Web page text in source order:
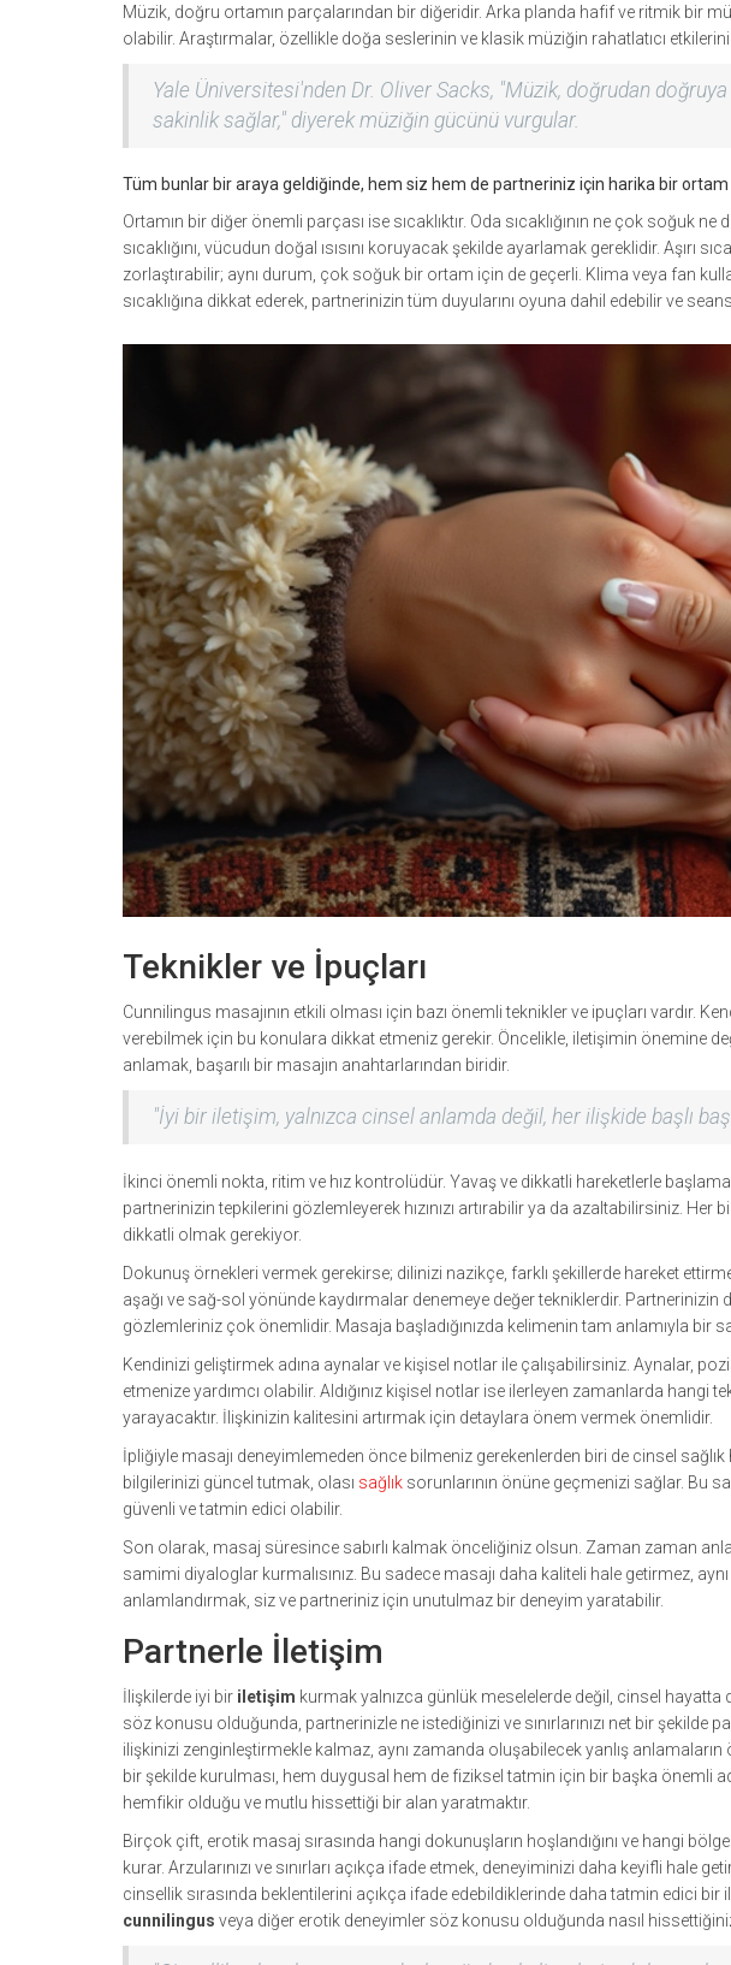
Müzik, doğru ortamın parçalarından bir diğeridir. Arka planda hafif ve ritmik bir
olabilir. Araştırmalar, özellikle doğa seslerinin ve klasik müziğin rahatlatıcı
Yale Üniversitesi'nden Dr. Oliver Sacks, "Müzik, doğrudan
sakinlik sağlar," diyerek müziğin gücünü vurgular.
Tüm bunlar bir araya geldiğinde, hem siz hem de partneriniz için harika bir
Ortamın bir diğer önemli parçası ise sıcaklıktır. Oda sıcaklığının ne çok soğuk
sıcaklığını, vücudun doğal ısısını koruyacak şekilde ayarlamak gereklidir. Aşırı
zorlaştırabilir; aynı durum, çok soğuk bir ortam için de geçerli. Klima veya fan
sıcaklığına dikkat ederek, partnerinizin tüm duyularını oyuna dahil edebilir ve
Teknikler ve İpuçları
Cunnilingus masajının etkili olması için bazı önemli teknikler ve ipuçları vardır.
verebilmek için bu konulara dikkat etmeniz gerekir. Öncelikle, iletişimin önemine
anlamak, başarılı bir masajın anahtarlarından biridir.
"İyi bir iletişim, yalnızca cinsel anlamda değil, her ilişkide başlı
İkinci önemli nokta, ritim ve hız kontrolüdür. Yavaş ve dikkatli hareketlerle
partnerinizin tepkilerini gözlemleyerek hızınızı artırabilir ya da azaltabilirsiniz. Her
dikkatli olmak gerekiyor.
Dokunuş örnekleri vermek gerekirse; dilinizi nazikçe, farklı şekillerde hareket
aşağı ve sağ-sol yönünde kaydırmalar denemeye değer tekniklerdir. Partnerinizin
gözlemleriniz çok önemlidir. Masaja başladığınızda kelimenin tam anlamıyla bir
Kendinizi geliştirmek adına aynalar ve kişisel notlar ile çalışabilirsiniz. Aynalar,
etmenize yardımcı olabilir. Aldığınız kişisel notlar ise ilerleyen zamanlarda hangi
yarayacaktır. İlişkinizin kalitesini artırmak için detaylara önem vermek önemlidir.
İpliğiyle masajı deneyimlemeden önce bilmeniz gerekenlerden biri de cinsel
bilgilerinizi güncel tutmak, olası sağlık sorunlarının önüne geçmenizi sağlar. Bu
güvenli ve tatmin edici olabilir.
Son olarak, masaj süresince sabırlı kalmak önceliğiniz olsun. Zaman zaman
samimi diyaloglar kurmalısınız. Bu sadece masajı daha kaliteli hale getirmez,
anlamlandırmak, siz ve partneriniz için unutulmaz bir deneyim yaratabilir.
Partnerle İletişim
İlişkilerde iyi bir iletişim kurmak yalnızca günlük meselelerde değil, cinsel hayatta
söz konusu olduğunda, partnerinizle ne istediğinizi ve sınırlarınızı net bir şekilde
ilişkinizi zenginleştirmekle kalmaz, aynı zamanda oluşabilecek yanlış anlamaların
bir şekilde kurulması, hem duygusal hem de fiziksel tatmin için bir başka önemli
hemfikir olduğu ve mutlu hissettiği bir alan yaratmaktır.
Birçok çift, erotik masaj sırasında hangi dokunuşların hoşlandığını ve hangi
kurar. Arzularınızı ve sınırları açıkça ifade etmek, deneyiminizi daha keyifli hale
cinsellik sırasında beklentilerini açıkça ifade edebildiklerinde daha tatmin edici bir
cunnilingus veya diğer erotik deneyimler söz konusu olduğunda nasıl